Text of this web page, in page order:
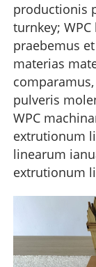
productionis
turnkey;
praebemus
materias
pulveris
WPC
extrutionum
linearum
extrutionum